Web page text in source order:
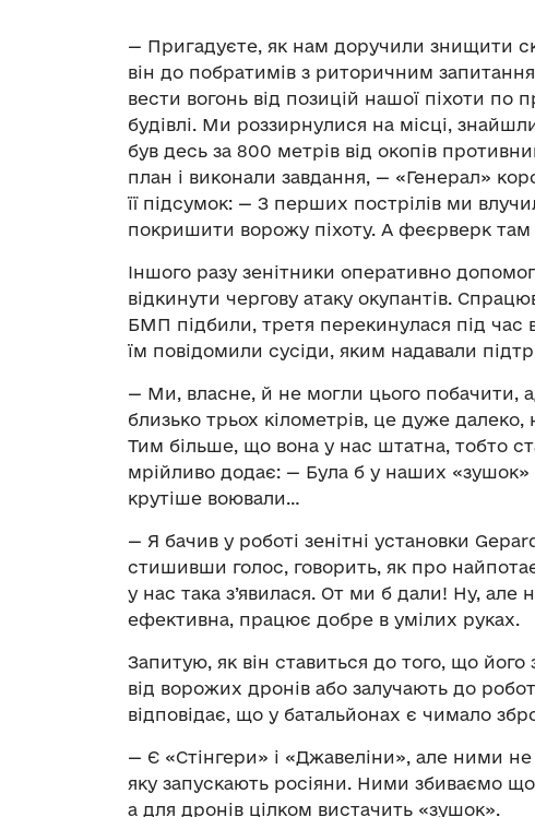
— Пригадуєте, як нам доручили знищити
він до побратимів з риторичним
вести вогонь від позицій нашої піхоти
будівлі. Ми роззирнулися на місці,
був десь за 800 метрів від окопів
план і виконали завдання, — «Генерал»
її підсумок: — З перших пострілів ми
покришити ворожу піхоту. А феєрверк там
Іншого разу зенітники оперативно
відкинути чергову атаку окупантів.
БМП підбили, третя перекинулася під час
їм повідомили сусіди, яким надавали
— Ми, власне, й не могли цього побачити,
близько трьох кілометрів, це дуже
Тим більше, що вона у нас штатна, тобто
мрійливо додає: — Була б у наших «зушок»
крутіше воювали…
— Я бачив у роботі зенітні установки
стишивши голос, говорить, як про
у нас така з’явилася. От ми б дали! Ну,
ефективна, працює добре в умілих руках.
Запитую, як він ставиться до того, що
від ворожих дронів або залучають до
відповідає, що у батальйонах є чимало
— Є «Стінгери» і «Джавеліни», але ними
яку запускають росіяни. Ними збиваємо
а для дронів цілком вистачить «зушок».